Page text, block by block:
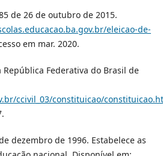
de 26 de outubro de 2015.
eleicao-de-
em mar. 2020.
República Federativa do Brasil de
ccivil_03/constituicao/
dezembro de 1996. Estabelece as